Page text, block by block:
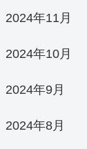
2024年11月
2024年10月
2024年9月
2024年8月